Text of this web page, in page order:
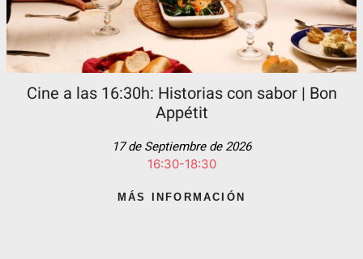
Cine a las 16:30h: Historias con sabor | Bon
Appétit
17 de Septiembre de 2026
16:30-18:30
MÁS INFORMACIÓN